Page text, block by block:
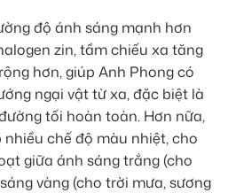
độ ánh sáng mạnh hơn
zin, tầm chiếu xa tăng
hơn, giúp Anh Phong có
ngại vật từ xa, đặc biệt là
tối hoàn toàn. Hơn nữa,
chế độ màu nhiệt, cho
giữa ánh sáng trắng (cho
vàng (cho trời mưa, sương